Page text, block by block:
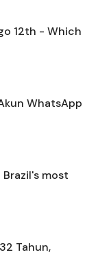
12th - Which
WhatsApp
most
Tahun,